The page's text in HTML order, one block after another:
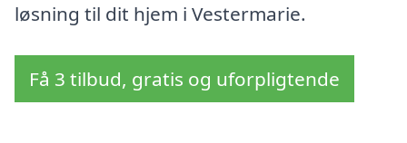
løsning til dit hjem i Vestermarie.
Få 3 tilbud, gratis og uforpligtende